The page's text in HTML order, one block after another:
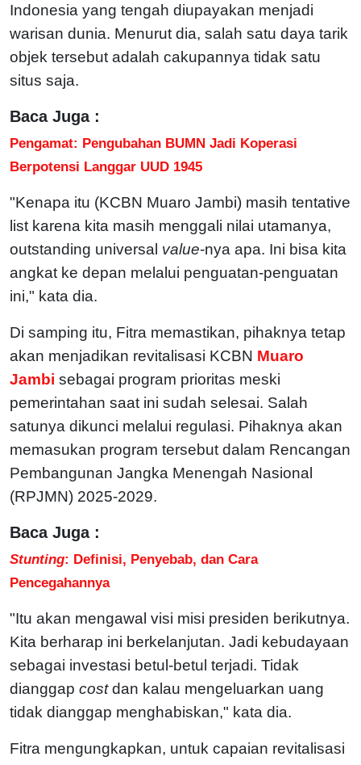
Indonesia yang tengah diupayakan menjadi
warisan dunia. Menurut dia, salah satu daya tarik
objek tersebut adalah cakupannya tidak satu
situs saja.
Baca Juga :
Pengamat: Pengubahan BUMN Jadi Koperasi
Berpotensi Langgar UUD 1945
"Kenapa itu (KCBN Muaro Jambi) masih tentative
list karena kita masih menggali nilai utamanya,
outstanding universal value-nya apa. Ini bisa kita
angkat ke depan melalui penguatan-penguatan
ini," kata dia.
Di samping itu, Fitra memastikan, pihaknya tetap
akan menjadikan revitalisasi KCBN Muaro
Jambi sebagai program prioritas meski
pemerintahan saat ini sudah selesai. Salah
satunya dikunci melalui regulasi. Pihaknya akan
memasukan program tersebut dalam Rencangan
Pembangunan Jangka Menengah Nasional
(RPJMN) 2025-2029.
Baca Juga :
Stunting: Definisi, Penyebab, dan Cara
Pencegahannya
"Itu akan mengawal visi misi presiden berikutnya.
Kita berharap ini berkelanjutan. Jadi kebudayaan
sebagai investasi betul-betul terjadi. Tidak
dianggap costdan kalau mengeluarkan uang
tidak dianggap menghabiskan," kata dia.
Fitra mengungkapkan, untuk capaian revitalisasi